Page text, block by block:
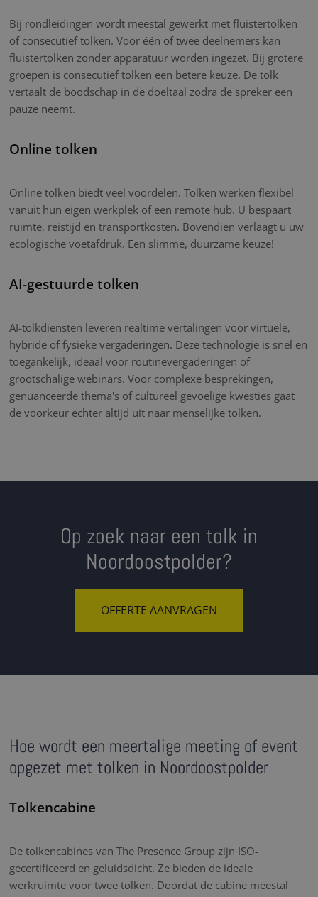
Bij rondleidingen wordt meestal gewerkt met fluistertolken
of consecutief tolken. Voor één of twee deelnemers kan
fluistertolken zonder apparatuur worden ingezet. Bij grotere
groepen is consecutief tolken een betere keuze. De tolk
vertaalt de boodschap in de doeltaal zodra de spreker een
pauze neemt.
Online tolken
Online tolken biedt veel voordelen. Tolken werken flexibel
vanuit hun eigen werkplek of een remote hub. U bespaart
ruimte, reistijd en transportkosten. Bovendien verlaagt u uw
ecologische voetafdruk. Een slimme, duurzame keuze!
AI-gestuurde tolken
AI-tolkdiensten leveren realtime vertalingen voor virtuele,
hybride of fysieke vergaderingen. Deze technologie is snel en
toegankelijk, ideaal voor routinevergaderingen of
grootschalige webinars. Voor complexe besprekingen,
genuanceerde thema's of cultureel gevoelige kwesties gaat
de voorkeur echter altijd uit naar menselijke tolken.
Op zoek naar een tolk in
Noordoostpolder?
OFFERTE AANVRAGEN
Hoe wordt een meertalige meeting of event
opgezet met tolken in Noordoostpolder
Tolkencabine
De tolkencabines van The Presence Group zijn ISO-
gecertificeerd en geluidsdicht. Ze bieden de ideale
werkruimte voor twee tolken. Doordat de cabine meestal